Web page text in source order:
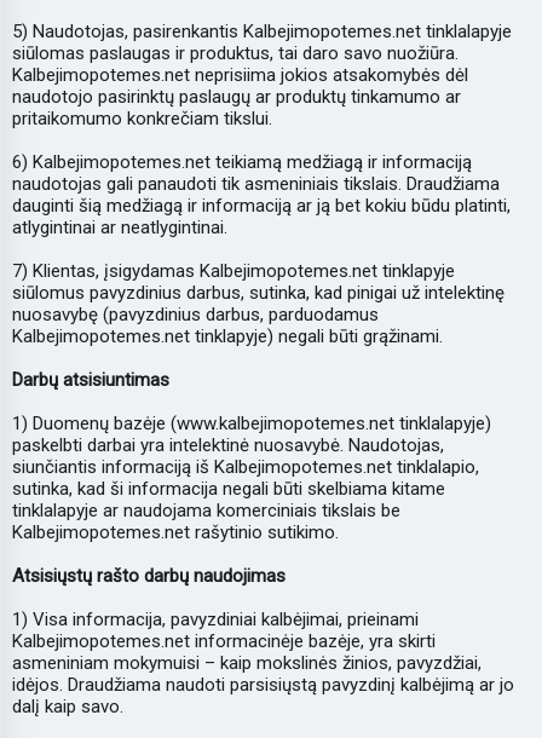
5) Naudotojas, pasirenkantis Kalbejimopotemes.net tinklalapyje
siūlomas paslaugas ir produktus, tai daro savo nuožiūra.
Kalbejimopotemes.net neprisiima jokios atsakomybės dėl
naudotojo pasirinktų paslaugų ar produktų tinkamumo ar
pritaikomumo konkrečiam tikslui.
6) Kalbejimopotemes.net teikiamą medžiagą ir informaciją
naudotojas gali panaudoti tik asmeniniais tikslais. Draudžiama
dauginti šią medžiagą ir informaciją ar ją bet kokiu būdu platinti,
atlygintinai ar neatlygintinai.
7) Klientas, įsigydamas Kalbejimopotemes.net tinklapyje
siūlomus pavyzdinius darbus, sutinka, kad pinigai už intelektinę
nuosavybę (pavyzdinius darbus, parduodamus
Kalbejimopotemes.net tinklapyje) negali būti grąžinami.
Darbų atsisiuntimas
1) Duomenų bazėje (www.kalbejimopotemes.net tinklalapyje)
paskelbti darbai yra intelektinė nuosavybė. Naudotojas,
siunčiantis informaciją iš Kalbejimopotemes.net tinklalapio,
sutinka, kad ši informacija negali būti skelbiama kitame
tinklalapyje ar naudojama komerciniais tikslais be
Kalbejimopotemes.net rašytinio sutikimo.
Atsisiųstų rašto darbų naudojimas
1) Visa informacija, pavyzdiniai kalbėjimai, prieinami
Kalbejimopotemes.net informacinėje bazėje, yra skirti
asmeniniam mokymuisi – kaip mokslinės žinios, pavyzdžiai,
idėjos. Draudžiama naudoti parsisiųstą pavyzdinį kalbėjimą ar jo
dalį kaip savo.